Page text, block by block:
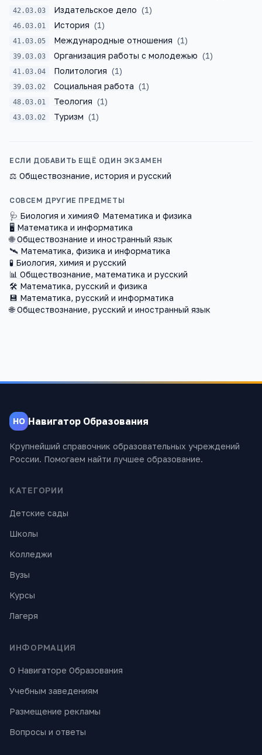
42.03.03 Издательское дело (1)
46.03.01 История (1)
41.03.05 Международные отношения (1)
39.03.03 Организация работы с молодежью (1)
41.03.04 Политология (1)
39.03.02 Социальная работа (1)
48.03.01 Теология (1)
43.03.02 Туризм (1)
ЕСЛИ ДОБАВИТЬ ЕЩЁ ОДИН ЭКЗАМЕН
⚖️ Обществознание, история и русский
СОВСЕМ ДРУГИЕ ПРЕДМЕТЫ
🩺 Биология и химия⚙️ Математика и физика
🖥️ Математика и информатика
🌐 Обществознание и иностранный язык
🛰️ Математика, физика и информатика
🧪 Биология, химия и русский
📊 Обществознание, математика и русский
🛠️ Математика, русский и физика
💾 Математика, русский и информатика
🌐 Обществознание, русский и иностранный язык
НО Навигатор Образования
Крупнейший справочник образовательных учреждений
России. Помогаем найти лучшее образование.
КАТЕГОРИИ
Детские сады
Школы
Колледжи
Вузы
Курсы
Лагеря
ИНФОРМАЦИЯ
О Навигаторе Образования
Учебным заведениям
Размещение рекламы
Вопросы и ответы